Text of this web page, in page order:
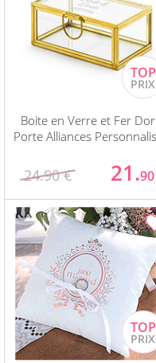
Boite en Verre et Fer
Porte Alliances
24.90 € 21.90